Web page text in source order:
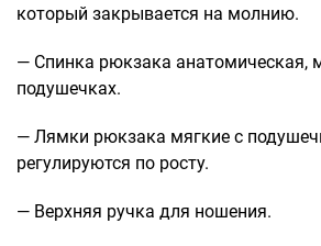
Сумки-тележки
Сумки детские
Рюкзаки
Рюкзаки
Рюкзаки
который закрывается на молнию.
— Спинка рюкзака анатомическая,
подушечках.
— Лямки рюкзака мягкие с
регулируются по росту.
— Верхняя ручка для ношения.